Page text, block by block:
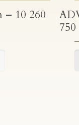
– 10 260